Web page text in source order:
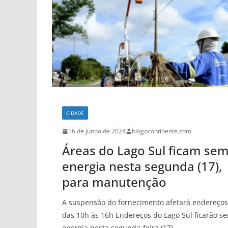
CIDADE
16 de junho de 2024 blogocontinente.com
Áreas do Lago Sul ficam
energia nesta segunda (17),
para manutenção
A suspensão do fornecimento afetará endereços
das 10h às 16h Endereços do Lago Sul ficarão